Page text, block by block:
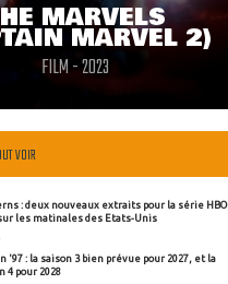
MARVELS
MARVEL 2)
FILM - 2023
VOIR
: deux nouveaux extraits pour la série HBO
les matinales des Etats-Unis
'97 : la saison 3 bien prévue pour 2027, et la
4 pour 2028